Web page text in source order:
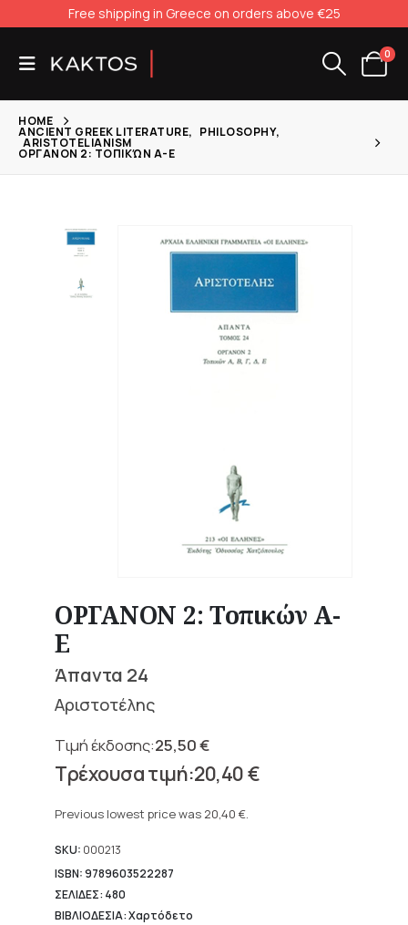
Free shipping in Greece on orders above €25
0
HOME
ANCIENT GREEK LITERATURE, PHILOSOPHY,
ARISTOTELIANISM
ΟΡΓΑΝΟΝ 2: ΤΟΠΙΚΏΝ Α-Ε
ΟΡΓΑΝΟΝ 2: Τοπικών Α-
Ε
Άπαντα 24
Αριστοτέλης
25,50€
Original
price
25,50 €.
20,40€
price
20,40 €.
Previous lowest price was 20,40 €.
SKU: 000213
ISBN: 9789603522287
ΣΕΛΙΔΕΣ: 480
ΒΙΒΛΙΟΔΕΣΙΑ: Χαρτόδετο